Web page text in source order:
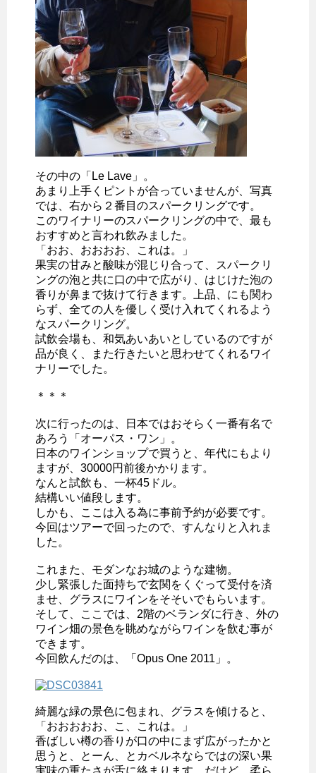
その中の「Le Lave」。
あまり上手くピントが合っていませんが、写真
では、右から２番目のスパークリングです。
このワイナリーのスパークリングの中で、最も
おすすめと言われ飲みました。
「おお、おおおお、これは。」
果実の甘みと酸味が混じり合って、スパークリ
ングの泡と共に口の中で広がり、はじけた泡の
香りが鼻まで抜けて行きます。上品、にも関わ
らず、全ての人を優しく受け入れてくれるよう
なスパークリング。
試飲会場も、和気あいあいとしているのですが
品が良く、また行きたいと思わせてくれるワイ
ナリーでした。
＊＊＊
次に行ったのは、日本ではおそらく一番有名で
あろう「オーパス・ワン」。
日本のワインショップで買うと、年代にもより
ますが、30000円前後かかります。
なんと試飲も、一杯45ドル。
結構いい値段します。
しかも、ここは入る為に事前予約が必要です。
今回はツアーで回ったので、すんなりと入れま
した。
これまた、モダンなお城のような建物。
少し緊張した面持ちで玄関をくぐって受付を済
ませ、グラスにワインをそそいでもらいます。
そして、ここでは、2階のベランダに行き、外の
ワイン畑の景色を眺めながらワインを飲む事が
できます。
今回飲んだのは、「Opus One 2011」。
綺麗な緑の景色に包まれ、グラスを傾けると、
「おおおおお、こ、これは。」
香ばしい樽の香りが口の中にまず広がったかと
思うと、とーん、とカベルネならではの深い果
実味の重たさが舌に絡まります。だけど、柔ら